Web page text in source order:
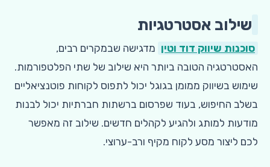
שילוב אסטרטגיות
סוכנות שיווק דוד וטין מדגישה שבמקרים רבים,
האסטרטגיה הטובה ביותר היא שילוב של שתי הפלטפורמות.
שימוש בשיווק ממומן בגוגל יכול לתפוס לקוחות פוטנציאליים
בשלב החיפוש, בעוד שפרסום ברשתות חברתיות יכול לבנות
מודעות למותג ולהגיע לקהלים חדשים. שילוב זה מאפשר
לכם ליצור מסע לקוח מקיף ורב-ערוצי.